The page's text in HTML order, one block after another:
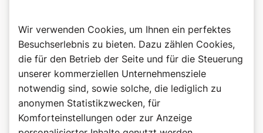
23 dag glattes Mehl
½ Packerl Backpulver
Alle Zutaten rasch zu einem glatten Teig verarbeiten und eine
halbe Stunde im Kühlschrank rasten lassen. Dann den Teig auf
einer bemehlten Arbeitsfläche ausrollen und Kekse
ausstechen. Im Backofen bei 180 Grad etwa 8 Minuten
backen. Die Kekse lassen sich wunderbar „einfach so“ essen,
schmecken aber mit Marmelade zusammengesetzt oder in
Wir verwenden Cookies, um Ihnen ein perfektes
Besuchserlebnis zu bieten. Dazu zählen Cookies,
die für den Betrieb der Seite und für die Steuerung
unserer kommerziellen Unternehmensziele
notwendig sind, sowie solche, die lediglich zu
anonymen Statistikzwecken, für
Komforteinstellungen oder zur Anzeige